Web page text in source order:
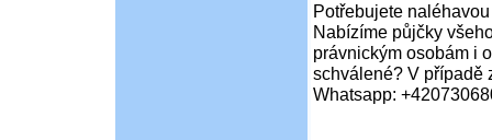
Potřebujete
Nabízíme půjčky
právnickým osobám i
schválené? V případě
Whatsapp: